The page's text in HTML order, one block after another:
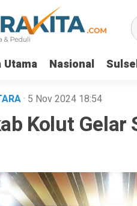
Nasional
· 5 Nov 2024 18:54
Kolut